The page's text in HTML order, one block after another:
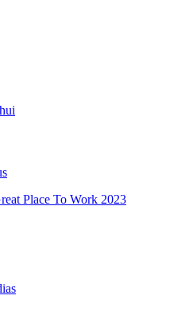
Place To Work 2023